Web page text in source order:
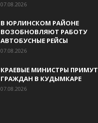
07.08.2026
В ЮРЛИНСКОМ РАЙОНЕ
ВОЗОБНОВЛЯЮТ РАБОТУ
АВТОБУСНЫЕ РЕЙСЫ
07.08.2026
КРАЕВЫЕ МИНИСТРЫ ПРИМУТ
ГРАЖДАН В КУДЫМКАРЕ
07.08.2026